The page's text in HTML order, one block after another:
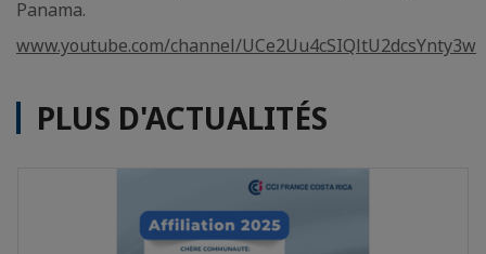
Panama.
www.youtube.com/channel/UCe2Uu4cSIQltU2dcsYnty3w
PLUS D'ACTUALITÉS